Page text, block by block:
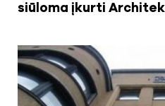
siūloma įkurti